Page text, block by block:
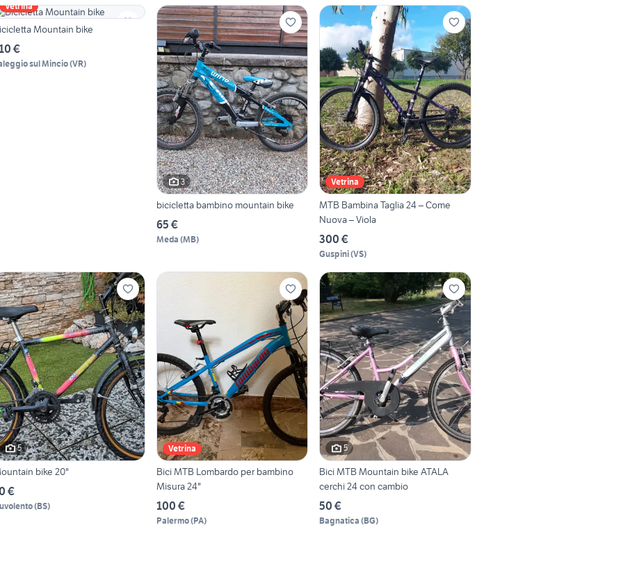
Vetrina
Mountain bike
€
sul Mincio(VR)
3
bicicletta bambino mountain bike
65 €
Meda (MB)
Vetrina
MTB Bambina Taglia 24 – Come
Nuova – Viola
300 €
Guspini(VS)
5
bike 20"
€
(BS)
Vetrina
Bici MTB Lombardo per bambino
Misura 24"
100 €
Palermo(PA)
5
Bici MTB Mountain bike ATALA
cerchi 24 con cambio
50 €
Bagnatica (BG)